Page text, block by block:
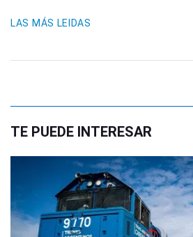
LAS MÁS LEIDAS
TE PUEDE INTERESAR